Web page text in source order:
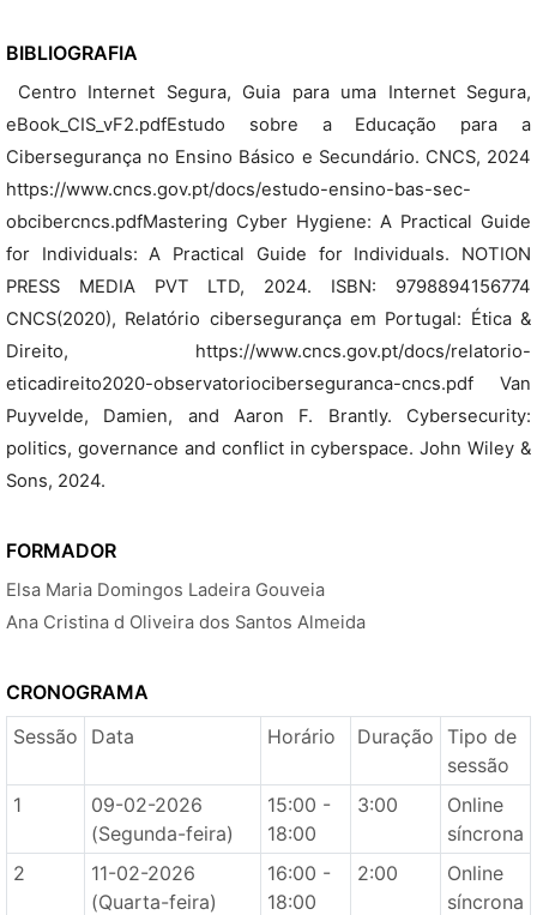
BIBLIOGRAFIA
​ Centro Internet Segura, Guia para uma Internet Segura,
eBook_CIS_vF2.pdfEstudo sobre a Educação para a
Cibersegurança no Ensino Básico e Secundário. CNCS, 2024
https://www.cncs.gov.pt/docs/estudo-ensino-bas-sec-
obcibercncs.pdf​Mastering Cyber Hygiene: A Practical Guide
for Individuals: A Practical Guide for Individuals. NOTION
PRESS MEDIA PVT LTD, 2024. ISBN: 9798894156774​
CNCS(2020), Relatório cibersegurança em Portugal: Ética &
Direito, ​ https://www.cncs.gov.pt/docs/relatorio-
eticadireito2020-observatoriociberseguranca-cncs.pdf​ ​Van
Puyvelde, Damien, and Aaron F. Brantly. Cybersecurity:
politics, governance and conflict in cyberspace. John Wiley &
Sons, 2024.​ ​
FORMADOR
Elsa Maria Domingos Ladeira Gouveia
Ana Cristina d Oliveira dos Santos Almeida
CRONOGRAMA
Sessão
Data Horário Duração Tipo de
sessão
1
09-02-2026
(Segunda-feira)
15:00 -
18:00
3:00
Online
síncrona
2
11-02-2026
(Quarta-feira)
16:00 -
18:00
2:00
Online
síncrona